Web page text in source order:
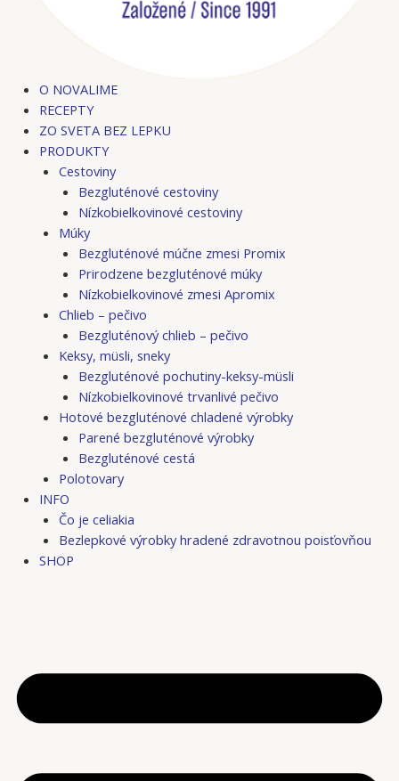
O NOVALIME
RECEPTY
ZO SVETA BEZ LEPKU
PRODUKTY
Cestoviny
Bezgluténové cestoviny
Nízkobielkovinové cestoviny
Múky
Bezgluténové múčne zmesi Promix
Prirodzene bezgluténové múky
Nízkobielkovinové zmesi Apromix
Chlieb – pečivo
Bezgluténový chlieb – pečivo
Keksy, müsli, sneky
Bezgluténové pochutiny-keksy-müsli
Nízkobielkovinové trvanlivé pečivo
Hotové bezgluténové chladené výrobky
Parené bezgluténové výrobky
Bezgluténové cestá
Polotovary
INFO
Čo je celiakia
Bezlepkové výrobky hradené zdravotnou poisťovňou
SHOP